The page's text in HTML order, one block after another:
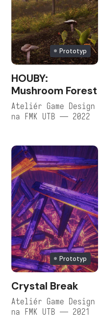
Prototyp
HOUBY:
Mushroom Forest
Ateliér Game Design
na FMK UTB — 2022
Prototyp
Crystal Break
Ateliér Game Design
na FMK UTB — 2021